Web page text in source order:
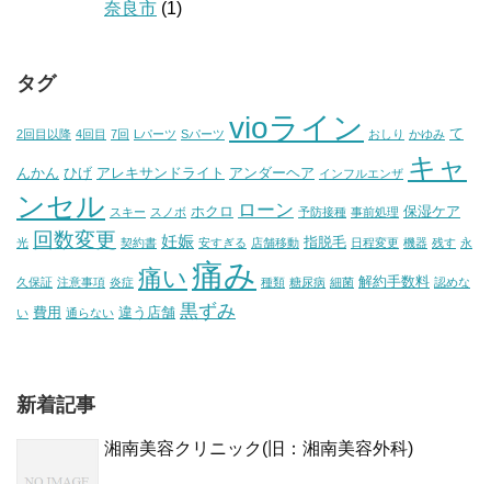
奈良市 (1)
タグ
2回目以降 4回目 7回 Lパーツ Sパーツ vioライン おしり かゆみ て
んかん ひげ アレキサンドライト アンダーヘア インフルエンザ キャ
ンセル スキー スノボ ホクロ ローン 予防接種 事前処理 保湿ケア
光 回数変更 契約書 妊娠 安すぎる 店舗移動 指脱毛 日程変更 機器 残す 永
久保証 注意事項 炎症 痛い 痛み 種類 糖尿病 細菌 解約手数料 認めな
い 費用 通らない 違う店舗 黒ずみ
新着記事
湘南美容クリニック(旧：湘南美容外科)